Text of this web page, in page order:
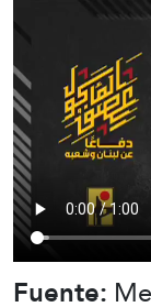
Fuente: